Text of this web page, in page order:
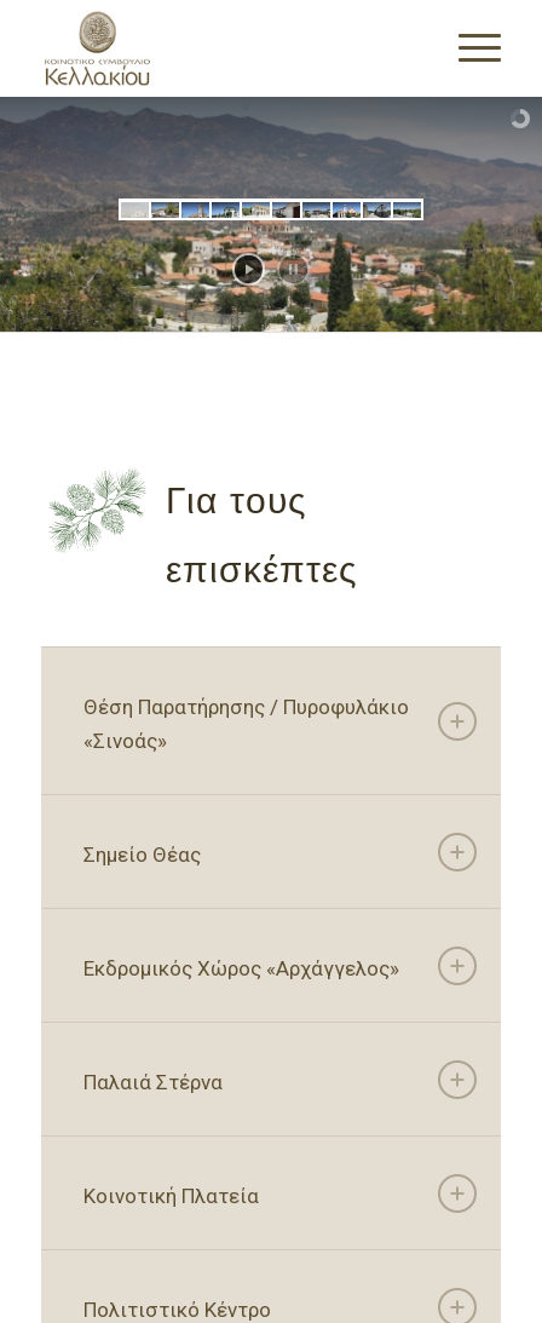
Για τους
επισκέπτες
Θέση Παρατήρησης / Πυροφυλάκιο
«Σινοάς»
Σημείο Θέας
Εκδρομικός Χώρος «Αρχάγγελος»
Παλαιά Στέρνα
Κοινοτική Πλατεία
Πολιτιστικό Κέντρο